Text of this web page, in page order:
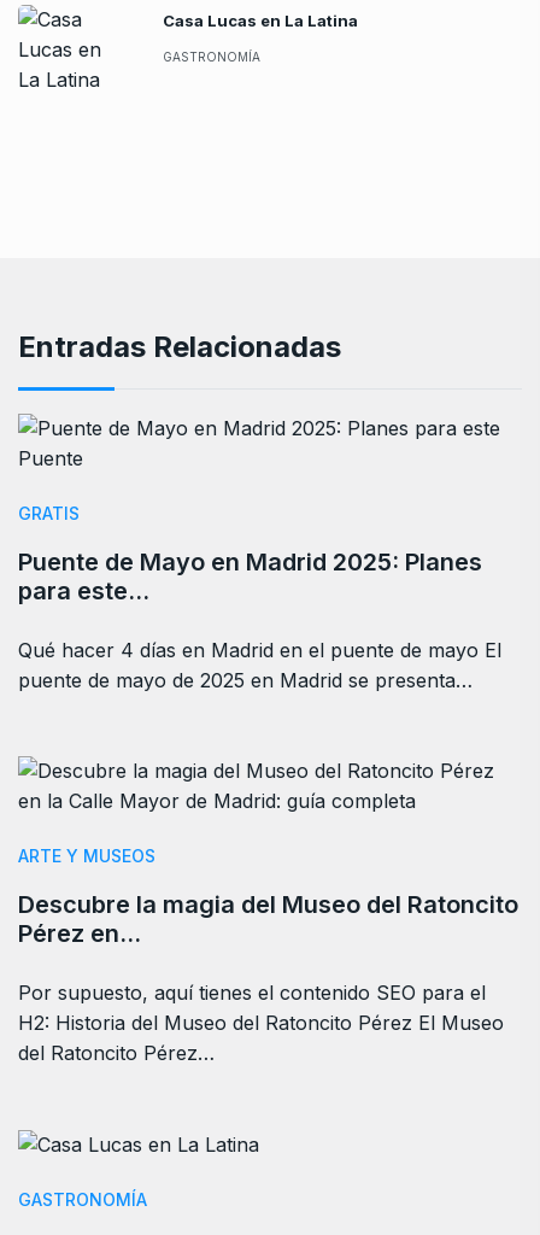
Casa Lucas en La Latina
GASTRONOMÍA
Entradas Relacionadas
GRATIS
Puente de Mayo en Madrid 2025: Planes
para este…
Qué hacer 4 días en Madrid en el puente de mayo El
puente de mayo de 2025 en Madrid se presenta…
ARTE Y MUSEOS
Descubre la magia del Museo del Ratoncito
Pérez en…
Por supuesto, aquí tienes el contenido SEO para el
H2: Historia del Museo del Ratoncito Pérez El Museo
del Ratoncito Pérez…
GASTRONOMÍA